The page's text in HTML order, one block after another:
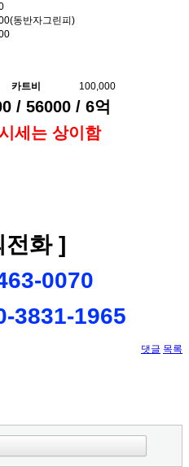
(동반자그린피)
카트비 100,000
/ 56000 / 6억
세는 상이함
전화 ]
0070
3831-1965
댓글 목록